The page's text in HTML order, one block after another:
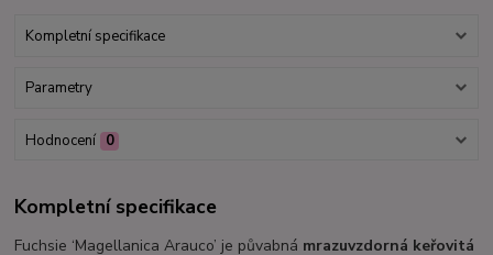
Kompletní specifikace
Parametry
Hodnocení 0
Kompletní specifikace
Fuchsie ‘Magellanica Arauco’ je půvabná mrazuvzdorná keřovitá